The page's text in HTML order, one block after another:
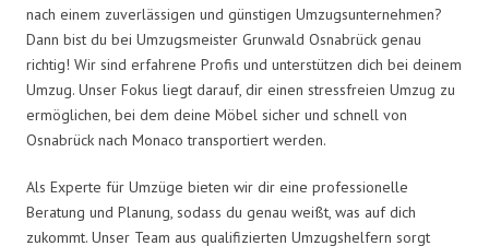
nach einem zuverlässigen und günstigen Umzugsunternehmen?
Dann bist du bei Umzugsmeister Grunwald Osnabrück genau
richtig! Wir sind erfahrene Profis und unterstützen dich bei deinem
Umzug. Unser Fokus liegt darauf, dir einen stressfreien Umzug zu
ermöglichen, bei dem deine Möbel sicher und schnell von
Osnabrück nach Monaco transportiert werden.
Als Experte für Umzüge bieten wir dir eine professionelle
Beratung und Planung, sodass du genau weißt, was auf dich
zukommt. Unser Team aus qualifizierten Umzugshelfern sorgt